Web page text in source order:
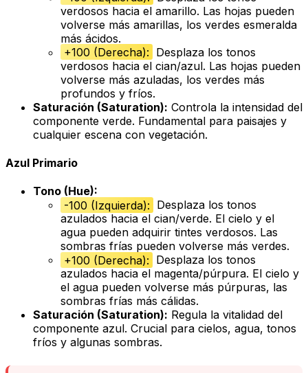
verdosos hacia el amarillo. Las hojas pueden
volverse más amarillas, los verdes esmeralda
más ácidos.
+100 (Derecha): Desplaza los tonos
verdosos hacia el cian/azul. Las hojas pueden
volverse más azuladas, los verdes más
profundos y fríos.
Saturación (Saturation): Controla la intensidad del
componente verde. Fundamental para paisajes y
cualquier escena con vegetación.
Azul Primario
Tono (Hue):
-100 (Izquierda): Desplaza los tonos
azulados hacia el cian/verde. El cielo y el
agua pueden adquirir tintes verdosos. Las
sombras frías pueden volverse más verdes.
+100 (Derecha): Desplaza los tonos
azulados hacia el magenta/púrpura. El cielo y
el agua pueden volverse más púrpuras, las
sombras frías más cálidas.
Saturación (Saturation): Regula la vitalidad del
componente azul. Crucial para cielos, agua, tonos
fríos y algunas sombras.